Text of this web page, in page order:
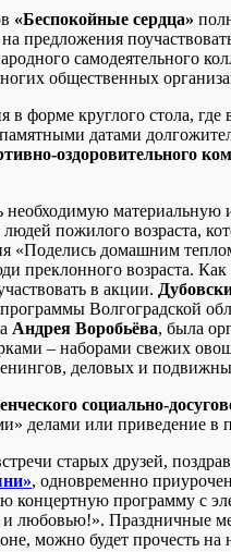
«Беспокойные сердца»
предложения
самодеятельного
общественных
в форме круглого стола,
датами
оздоровительного
материальную
пожилого возраста,
домашним
возраста. Как
в акции.
Волгоградской
Андрея Воробьёва, была
– наборами свежих
деловых и
социально-
делами или приведение в
старых друзей,
, одновременно
концертную программу с
и любовью!». Праздничные
можно будет прочесть